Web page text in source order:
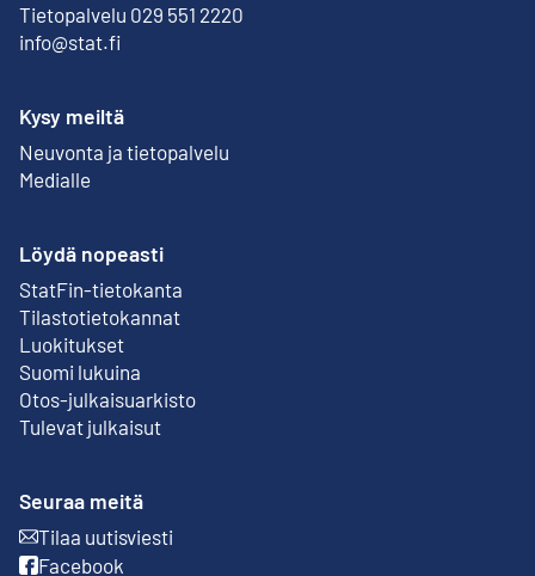
Tietopalvelu 029 551 2220
info@stat.fi
Kysy meiltä
Neuvonta ja tietopalvelu
Medialle
Löydä nopeasti
StatFin-tietokanta
Ulkoinen linkki
Tilastotietokannat
Luokitukset
Suomi lukuina
Otos-julkaisuarkisto
Ulkoinen linkki
Tulevat julkaisut
Seuraa meitä
Tilaa uutisviesti
Ulkoinen linkki
Facebook